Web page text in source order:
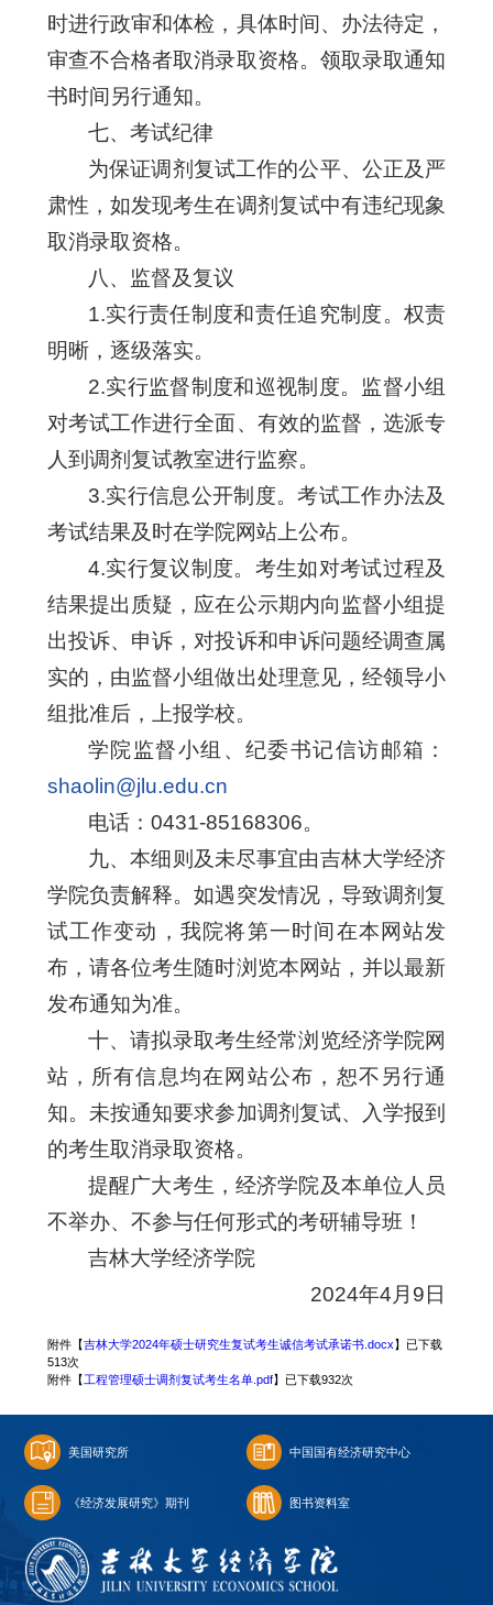
时进行政审和体检，具体时间、办法待定，
审查不合格者取消录取资格。领取录取通知
书时间另行通知。
七、考试纪律
为保证调剂复试工作的公平、公正及严
肃性，如发现考生在调剂复试中有违纪现象
取消录取资格。
八、监督及复议
1.实行责任制度和责任追究制度。权责
明晰，逐级落实。
2.实行监督制度和巡视制度。监督小组
对考试工作进行全面、有效的监督，选派专
人到调剂复试教室进行监察。
3.实行信息公开制度。考试工作办法及
考试结果及时在学院网站上公布。
4.实行复议制度。考生如对考试过程及
结果提出质疑，应在公示期内向监督小组提
出投诉、申诉，对投诉和申诉问题经调查属
实的，由监督小组做出处理意见，经领导小
组批准后，上报学校。
学院监督小组、纪委书记信访邮箱：
shaolin@jlu.edu.cn
电话：0431-85168306。
九、本细则及未尽事宜由吉林大学经济
学院负责解释。如遇突发情况，导致调剂复
试工作变动，我院将第一时间在本网站发
布，请各位考生随时浏览本网站，并以最新
发布通知为准。
十、请拟录取考生经常浏览经济学院网
站，所有信息均在网站公布，恕不另行通
知。未按通知要求参加调剂复试、入学报到
的考生取消录取资格。
提醒广大考生，经济学院及本单位人员
不举办、不参与任何形式的考研辅导班！
吉林大学经济学院
2024年4月9日
附件【吉林大学2024年硕士研究生复试考生诚信考试承诺书.docx】已下载
513次
附件【工程管理硕士调剂复试考生名单.pdf】已下载932次
美国研究所 中国国有经济研究中心
《经济发展研究》期刊 图书资料室